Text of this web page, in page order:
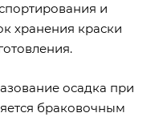
и
хранения краски
осадка при
браковочным